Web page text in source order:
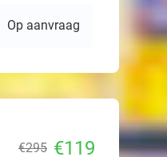
Op aanvraag
€295 €119